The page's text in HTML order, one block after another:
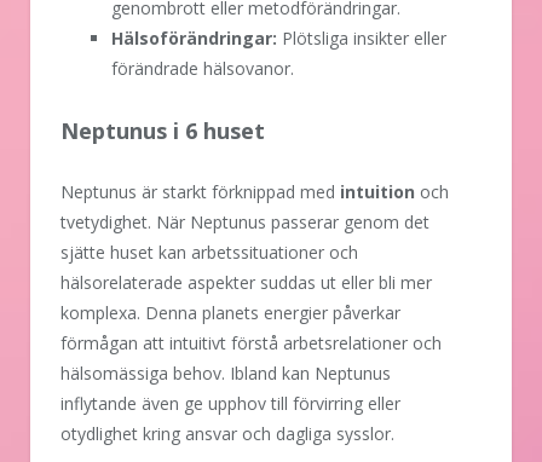
genombrott eller metodförändringar.
Hälsoförändringar: Plötsliga insikter eller
förändrade hälsovanor.
Neptunus i 6 huset
Neptunus är starkt förknippad med intuition och
tvetydighet. När Neptunus passerar genom det
sjätte huset kan arbetssituationer och
hälsorelaterade aspekter suddas ut eller bli mer
komplexa. Denna planets energier påverkar
förmågan att intuitivt förstå arbetsrelationer och
hälsomässiga behov. Ibland kan Neptunus
inflytande även ge upphov till förvirring eller
otydlighet kring ansvar och dagliga sysslor.